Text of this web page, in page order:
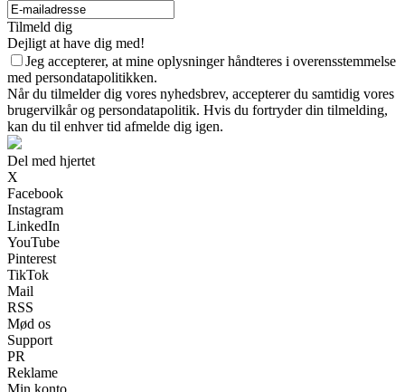
Tilmeld dig
Dejligt at have dig med!
Jeg accepterer, at mine oplysninger håndteres i overensstemmelse
med persondatapolitikken.
Når du tilmelder dig vores nyhedsbrev, accepterer du samtidig vores
brugervilkår og persondatapolitik. Hvis du fortryder din tilmelding,
kan du til enhver tid afmelde dig igen.
Del med hjertet
X
Facebook
Instagram
LinkedIn
YouTube
Pinterest
TikTok
Mail
RSS
Mød os
Support
PR
Reklame
Min konto